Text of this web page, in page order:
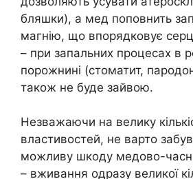
бляшки), а мед поповнить
магнію, що впорядковує
– при запальних процесах в
порожнині (стоматит,
також не буде зайвою.
Незважаючи на велику
властивостей, не варто
можливу шкоду медово-
– вживання одразу великої